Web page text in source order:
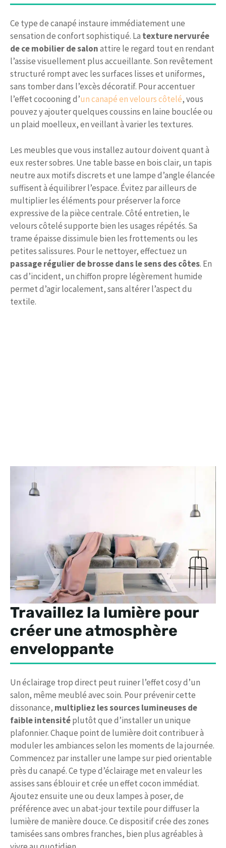
Ce type de canapé instaure immédiatement une
sensation de confort sophistiqué. La texture nervurée
de ce mobilier de salonattire le regard tout en rendant
l’assise visuellement plus accueillante. Son revêtement
structuré rompt avec les surfaces lisses et uniformes,
sans tomber dans l’excès décoratif. Pour accentuer
l’effet cocooning d’un canapé en velours côtelé, vous
pouvez y ajouter quelques coussins en laine bouclée ou
un plaid moelleux, en veillant à varier les textures.
Les meubles que vous installez autour doivent quant à
eux rester sobres. Une table basse en bois clair, un tapis
neutre aux motifs discrets et une lampe d’angle élancée
suffisent à équilibrer l’espace. Évitez par ailleurs de
multiplier les éléments pour préserver la force
expressive de la pièce centrale. Côté entretien, le
velours côtelé supporte bien les usages répétés. Sa
trame épaisse dissimule bien les frottements ou les
petites salissures. Pour le nettoyer, effectuez un
passage régulier de brosse dans le sens des côtes. En
cas d’incident, un chiffon propre légèrement humide
permet d’agir localement, sans altérer l’aspect du
textile.
Travaillez la lumière pour
créer une atmosphère
enveloppante
Un éclairage trop direct peut ruiner l’effet cosy d’un
salon, même meublé avec soin. Pour prévenir cette
dissonance, multipliez les sources lumineuses de
faible intensitéplutôt que d’installer un unique
plafonnier. Chaque point de lumière doit contribuer à
moduler les ambiances selon les moments de la journée.
Commencez par installer une lampe sur pied orientable
près du canapé. Ce type d’éclairage met en valeur les
assises sans éblouir et crée un effet cocon immédiat.
Ajoutez ensuite une ou deux lampes à poser, de
préférence avec un abat-jour textile pour diffuser la
lumière de manière douce. Ce dispositif crée des zones
tamisées sans ombres franches, bien plus agréables à